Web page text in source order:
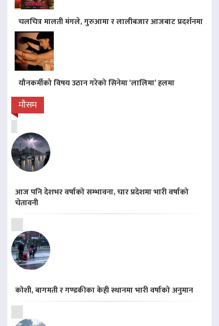
चलचित्र मालती मंगले, गुरुआमा र लालीबजार आजबाट प्रदर्शनमा
यौनकर्मीको विषय उठान गरेको सिनेमा ‘लालिमा’ हलमा
मौसम
आज पनि देशभर वर्षाको सम्भावना, चार प्रदेशमा भारी वर्षाको
चेतावनी
कोशी, बागमती र गण्डकीका केही स्थानमा भारी वर्षाको अनुमान